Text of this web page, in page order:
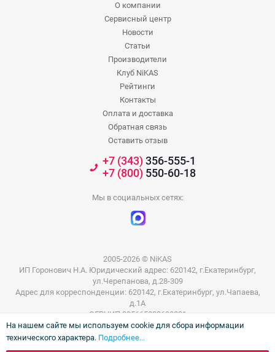
О компании
Сервисный центр
Новости
Статьи
Производители
Клуб NiKAS
Рейтинги
Контакты
Оплата и доставка
Обратная связь
Оставить отзыв
+7 (343)356-555-1
+7 (800)550-60-18
Мы в социальных сетях:
2005-2026 © NiKAS
ИП Горонович Н.А. Юридический адрес: 620142, г.Екатеринбург,
ул.Черепанова, д.28-309
Адрес для корреспонденции: 620142, г.Екатеринбург, ул.Чапаева,
д.1А
ОГРНИП 305665832600031
ИНН 665801802803
На нашем сайте мы используем cookie для сбора информации
технического характера. Подробнее...